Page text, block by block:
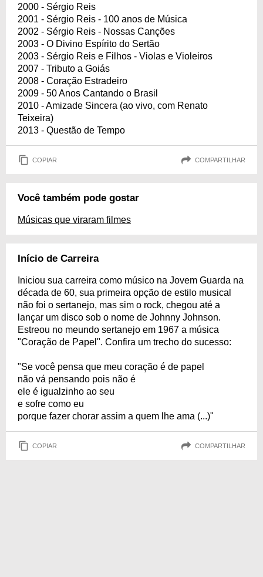
2000 - Sérgio Reis
2001 - Sérgio Reis - 100 anos de Música
2002 - Sérgio Reis - Nossas Canções
2003 - O Divino Espírito do Sertão
2003 - Sérgio Reis e Filhos - Violas e Violeiros
2007 - Tributo a Goiás
2008 - Coração Estradeiro
2009 - 50 Anos Cantando o Brasil
2010 - Amizade Sincera (ao vivo, com Renato
Teixeira)
2013 - Questão de Tempo
COPIAR COMPARTILHAR
Você também pode gostar
Músicas que viraram filmes
Início de Carreira
Iniciou sua carreira como músico na Jovem Guarda na
década de 60, sua primeira opção de estilo musical
não foi o sertanejo, mas sim o rock, chegou até a
lançar um disco sob o nome de Johnny Johnson.
Estreou no meundo sertanejo em 1967 a música
"Coração de Papel". Confira um trecho do sucesso:
"Se você pensa que meu coração é de papel
não vá pensando pois não é
ele é igualzinho ao seu
e sofre como eu
porque fazer chorar assim a quem lhe ama (...)"
COPIAR COMPARTILHAR